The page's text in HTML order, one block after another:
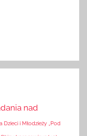
nad
Dzieci i Młodzieży „Pod